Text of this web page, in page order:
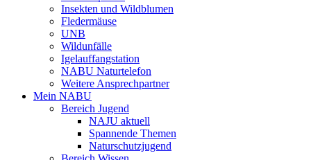
Insekten und Wildblumen
Fledermäuse
UNB
Wildunfälle
Igelauffangstation
NABU Naturtelefon
Weitere Ansprechpartner
Mein NABU
Bereich Jugend
NAJU aktuell
Spannende Themen
Naturschutzjugend